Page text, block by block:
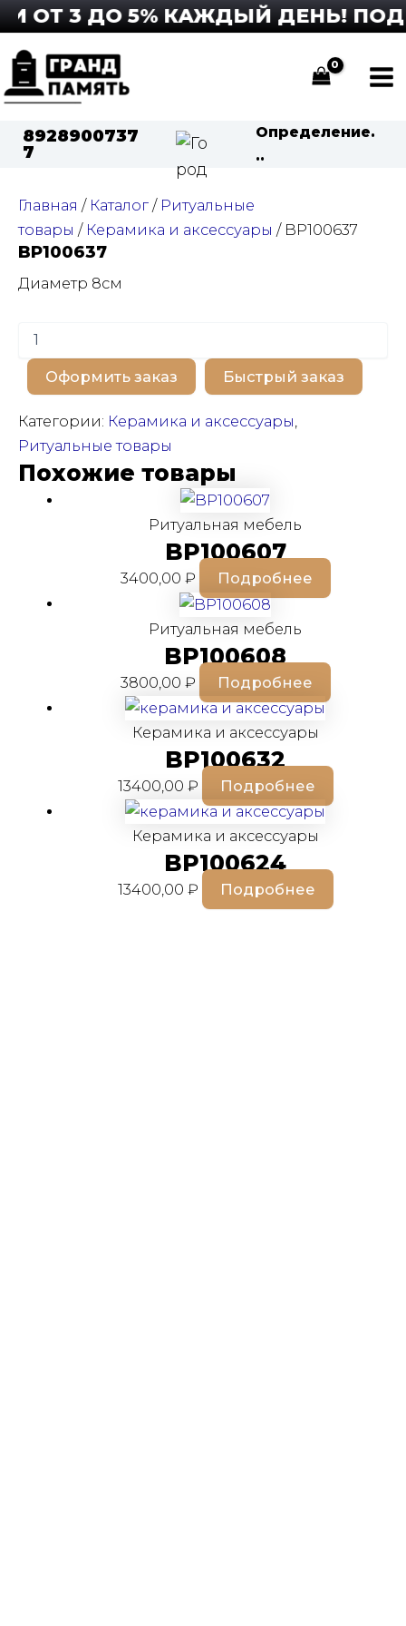
Перейти
к
содержимому
ОТ 3 ДО 5% КАЖДЫЙ ДЕНЬ!
8928900737
7
Определение.
..
Главная / Каталог / Ритуальные
товары / Керамика и аксессуары / BP100637
BP100637
Диаметр 8см
Количество
товара
BP100637
Оформить заказ Быстрый заказ
Категории: Керамика и аксессуары,
Ритуальные товары
Похожие товары
Ритуальная мебель
BP100607
3400,00 ₽ Подробнее
Ритуальная мебель
BP100608
3800,00 ₽ Подробнее
Керамика и аксессуары
BP100632
13400,00 ₽ Подробнее
Керамика и аксессуары
BP100624
13400,00 ₽ Подробнее